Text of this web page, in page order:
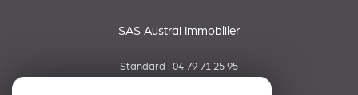
SAS Austral Immobilier
Standard : 04 79 71 25 95